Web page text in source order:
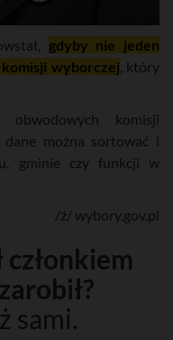
gdyby nie jeden
komisji wyborczej , który
obwodowych komisji
można sortować i
gminie czy funkcji w
/ź/ wybory.gov.pl
sami.